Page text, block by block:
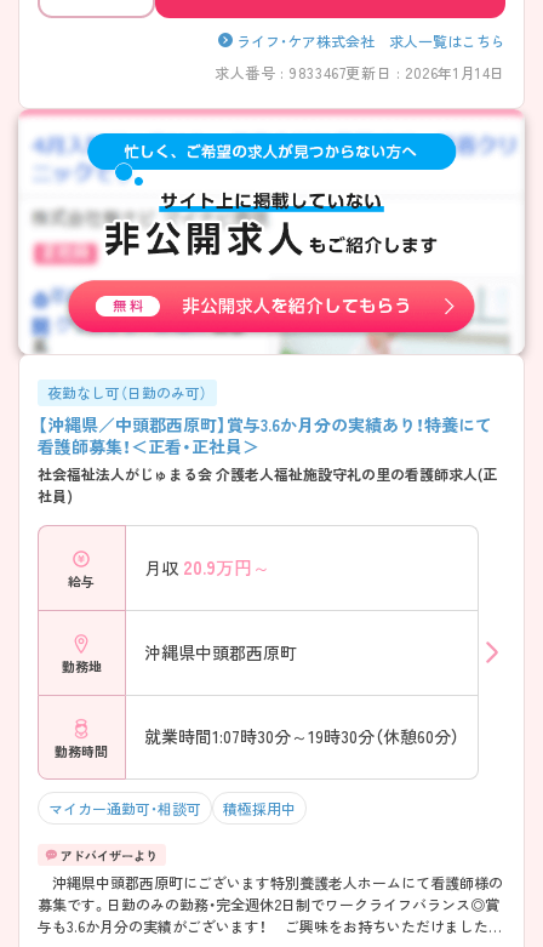
ライフ・ケア株式会社 求人一覧はこちら
求人番号 : 9833467更新日 : 2026年1月14日
夜勤なし可（日勤のみ可）
【沖縄県／中頭郡西原町】賞与3.6か月分の実績あり！特養にて
看護師募集！＜正看・正社員＞
社会福祉法人がじゅまる会 介護老人福祉施設守礼の里の看護師求人(正
社員)
給与
月収 20.9万円～
勤務地
沖縄県中頭郡西原町
勤務時間
就業時間1:07時30分～19時30分（休憩60分）
マイカー通勤可・相談可 積極採用中
沖縄県中頭郡西原町にございます特別養護老人ホームにて看護師様の
募集です。日勤のみの勤務・完全週休2日制でワークライフバランス◎賞
与も3.6か月分の実績がございます！ ご興味をお持ちいただけましたら